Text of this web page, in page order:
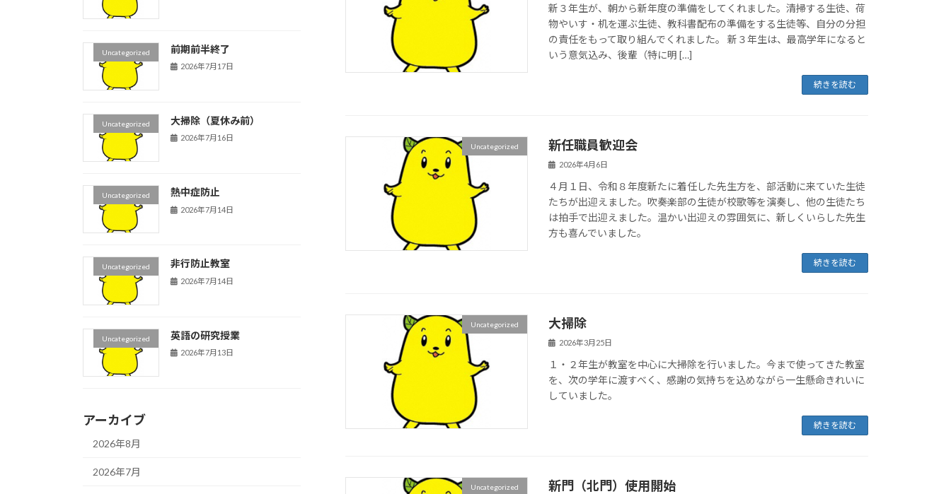
新３年生が、朝から新年度の準備をしてくれました。清掃する生徒、荷
物やいす・机を運ぶ生徒、教科書配布の準備をする生徒等、自分の分担
の責任をもって取り組んでくれました。 新３年生は、最高学年になると
いう意気込み、後輩（特に明 […]
続きを読む
Uncategorized 新任職員歓迎会
2026年4月6日
４月１日、令和８年度新たに着任した先生方を、部活動に来ていた生徒
たちが出迎えました。吹奏楽部の生徒が校歌等を演奏し、他の生徒たち
は拍手で出迎えました。温かい出迎えの雰囲気に、新しくいらした先生
方も喜んでいました。
続きを読む
Uncategorized 大掃除
2026年3月25日
１・２年生が教室を中心に大掃除を行いました。今まで使ってきた教室
を、次の学年に渡すべく、感謝の気持ちを込めながら一生懸命きれいに
していました。
続きを読む
Uncategorized 新門（北門）使用開始
Uncategorized 前期前半終了
2026年7月17日
Uncategorized 大掃除（夏休み前）
2026年7月16日
Uncategorized 熱中症防止
2026年7月14日
Uncategorized 非行防止教室
2026年7月14日
Uncategorized 英語の研究授業
2026年7月13日
アーカイブ
2026年8月
2026年7月